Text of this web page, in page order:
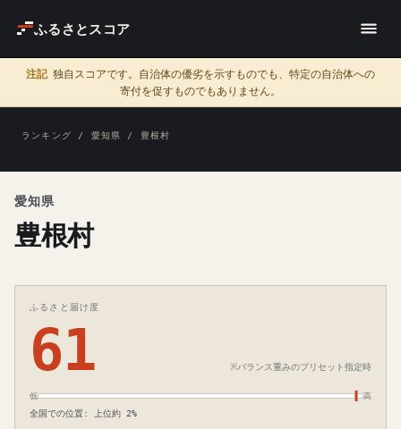
ふるさとスコア
注記 独自スコアです。自治体の優劣を示すものでも、特定の自治体への
寄付を促すものでもありません。
ランキング / 愛知県 / 豊根村
愛知県
豊根村
ふるさと届け度
61 ※バランス重みのプリセット指定時
低 高
全国での位置: 上位約 2%